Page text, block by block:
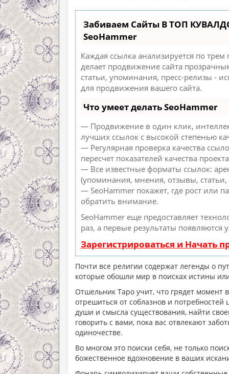
Забиваем Сайты В ТОП
SeoHammer
Каждая ссылка анализируется по
делает продвижение сайта
статьи, упоминания, пресс-релизы -
для продвижения вашего сайта.
Что умеет делать SeoHammer
— Продвижение в один клик,
лучших ссылок с высокой степенью
— Регулярная проверка качества
пересчет показателей качества
— Все известные форматы ссылок:
(упоминания, мнения, отзывы, статьи,
— SeoHammer покажет, где рост или
обратить внимание.
SeoHammer еще предоставляет
раз, а первые результаты
Зарегистрироваться и Начать
Почти все религии содержат легенды о
которые обошли мир в поисках истины
Отшельник Таро учит, что грядет момент
отрешиться от соблазнов и
души и смысла существования, найти
говорить с вами, пока вас отвлекают
одиночестве.
Во многом это поиски себя, не только
божественное вдохновение в ваших